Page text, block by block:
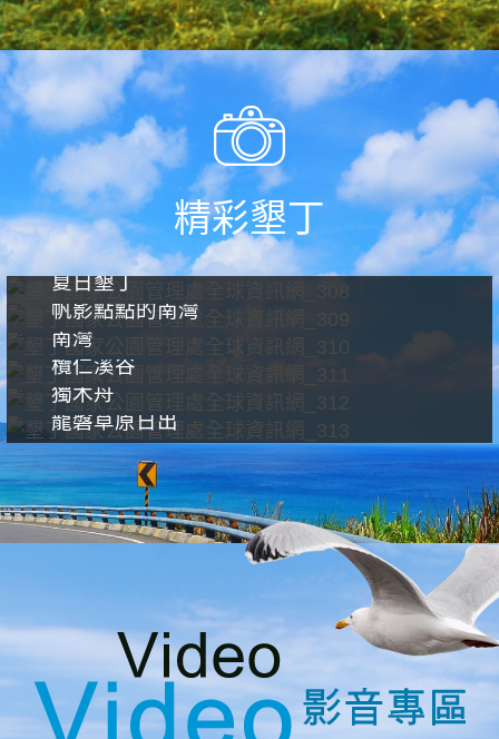
精彩墾丁
夏日墾丁
帆影點點的南灣
南灣
欖仁溪谷
獨木舟
龍磐草原日出